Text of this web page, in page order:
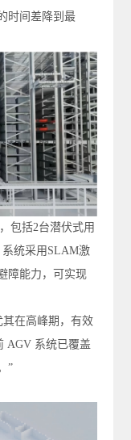
时间差降到最
包括2台潜伏式用
统采用SLAM激
障能力，可实现
在高峰期，有效
AGV 系统已覆盖
”